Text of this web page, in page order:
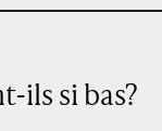
ils si bas?